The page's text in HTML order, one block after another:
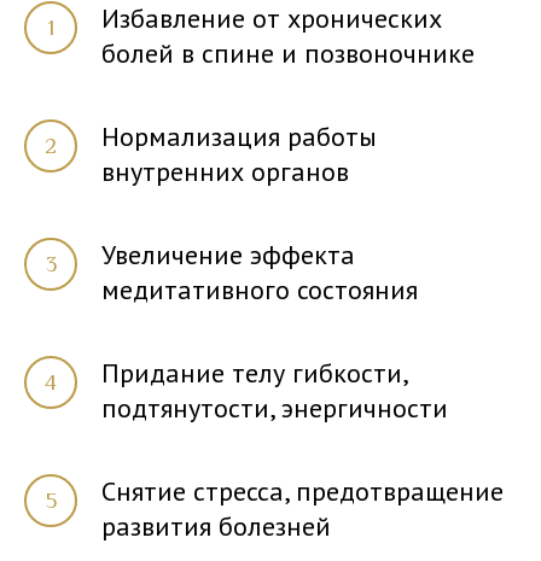
Избавление от хронических
болей в спине и позвоночнике
Нормализация работы
внутренних органов
Увеличение эффекта
медитативного состояния
Придание телу гибкости,
подтянутости, энергичности
Снятие стресса, предотвращение
развития болезней